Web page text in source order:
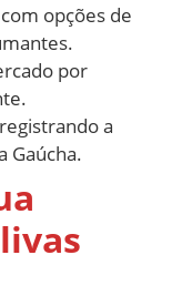
opções de
por
a
Gaúcha.